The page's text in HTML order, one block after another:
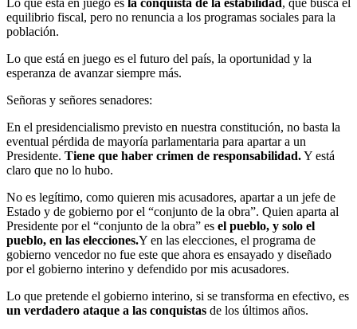
equilibrio fiscal, pero no renuncia a los programas sociales para la
población.
Lo que está en juego es el futuro del país, la oportunidad y la
esperanza de avanzar siempre más.
Señoras y señores senadores:
En el presidencialismo previsto en nuestra constitución, no basta la
eventual pérdida de mayoría parlamentaria para apartar a un
Presidente. Tiene que haber crimen de responsabilidad.Y está
claro que no lo hubo.
No es legítimo, como quieren mis acusadores, apartar a un jefe de
Estado y de gobierno por el “conjunto de la obra”. Quien aparta al
Presidente por el “conjunto de la obra” es el pueblo, y solo el
pueblo, en las elecciones.Y en las elecciones, el programa de
gobierno vencedor no fue este que ahora es ensayado y diseñado
por el gobierno interino y defendido por mis acusadores.
Lo que pretende el gobierno interino, si se transforma en efectivo, es
un verdadero ataque a las conquistas de los últimos años.